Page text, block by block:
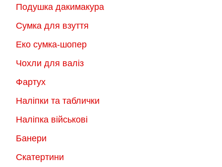
Подушка дакимакура
Сумка для взуття
Еко сумка-шопер
Чохли для валіз
Фартух
Наліпки та таблички
Наліпка військові
Банери
Скатертини